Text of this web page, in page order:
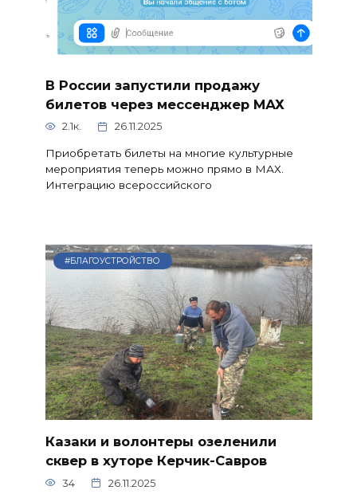
В России запустили продажу
билетов через мессенджер МАХ
2.1к. 26.11.2025
Приобретать билеты на многие культурные
мероприятия теперь можно прямо в МАХ.
Интеграцию всероссийского
#БЛАГОУСТРОЙСТВО
Казаки и волонтеры озеленили
сквер в хуторе Керчик-Савров
34 26.11.2025